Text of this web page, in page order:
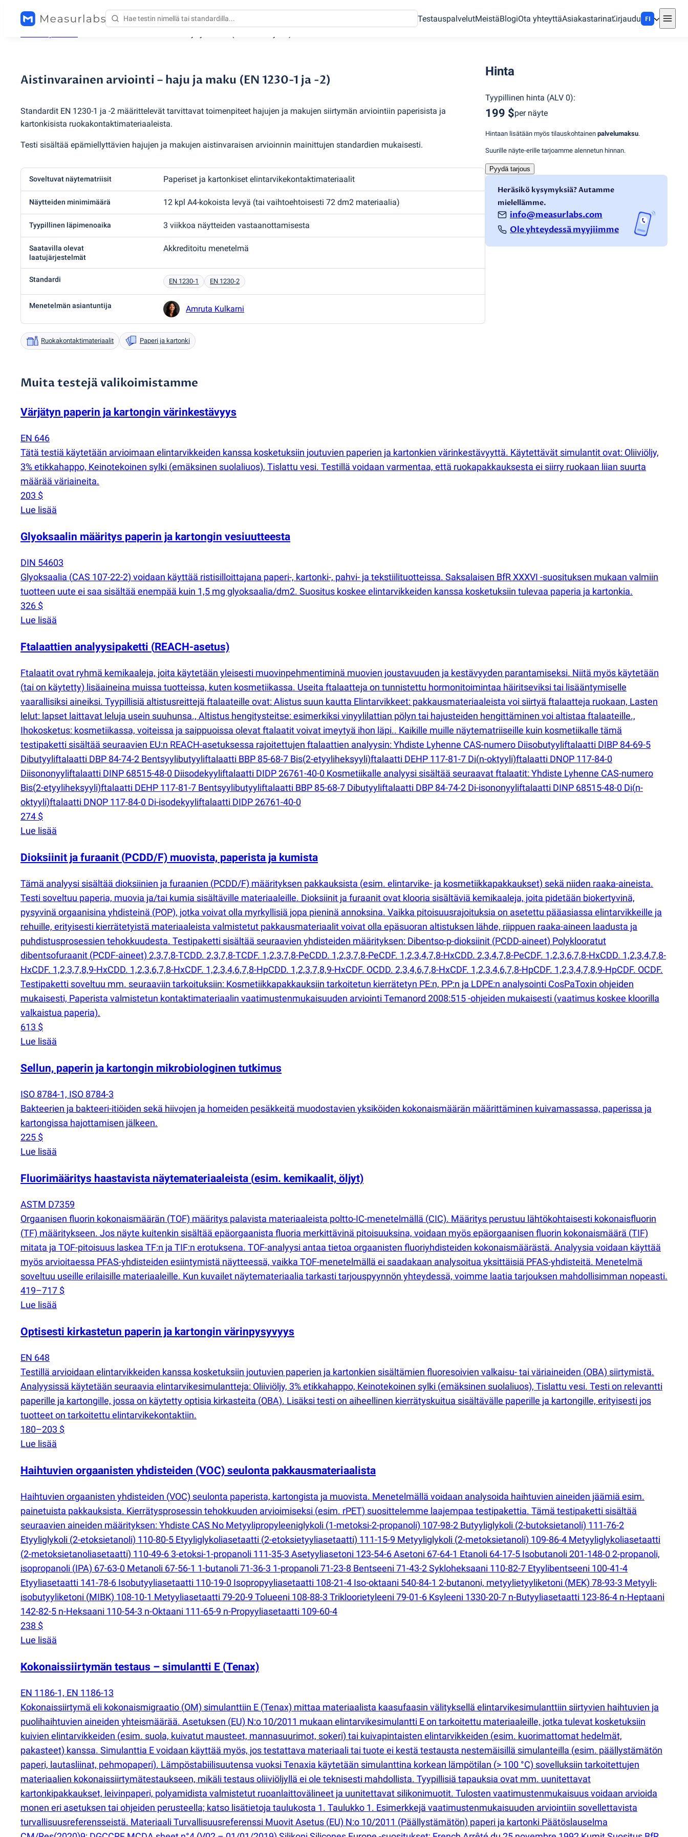
TestauspalvelutMeistäBlogiOta yhteyttäAsiakastarinatKirjaudu FI
Aistinvarainen arviointi – haju ja maku (EN 1230-1 ja -2)
Standardit EN 1230-1 ja -2 määrittelevät tarvittavat toimenpiteet hajujen ja makujen siirtymän arviointiin paperisista ja
kartonkisista ruokakontaktimateriaaleista.
Testi sisältää epämiellyttävien hajujen ja makujen aistinvaraisen arvioinnin mainittujen standardien mukaisesti.
Soveltuvat näytematriisit Paperiset ja kartonkiset elintarvikekontaktimateriaalit
Näytteiden minimimäärä 12 kpl A4-kokoista levyä (tai vaihtoehtoisesti 72 dm2 materiaalia)
Tyypillinen läpimenoaika 3 viikkoa näytteiden vastaanottamisesta
Saatavilla olevat
laatujärjestelmät
Akkreditoitu menetelmä
Standardi EN 1230-1 EN 1230-2
Menetelmän asiantuntija Amruta Kulkarni
Ruokakontaktimateriaalit Paperi ja kartonki
Hinta
Tyypillinen hinta (ALV 0):
199 $per näyte
Hintaan lisätään myös tilauskohtainen palvelumaksu.
Suurille näyte-erille tarjoamme alennetun hinnan.
Pyydä tarjous
Heräsikö kysymyksiä? Autamme
mielellämme.
info@measurlabs.com
Ole yhteydessä myyjiimme
Muita testejä valikoimistamme
Värjätyn paperin ja kartongin värinkestävyys
EN 646
Tätä testiä käytetään arvioimaan elintarvikkeiden kanssa kosketuksiin joutuvien paperien ja kartonkien värinkestävyyttä. Käytettävät simulantit ovat: Oliiviöljy,
3% etikkahappo, Keinotekoinen sylki (emäksinen suolaliuos), Tislattu vesi. Testillä voidaan varmentaa, että ruokapakkauksesta ei siirry ruokaan liian suurta
määrää väriaineita.
203 $
Lue lisää
Glyoksaalin määritys paperin ja kartongin vesiuutteesta
DIN 54603
Glyoksaalia (CAS 107-22-2) voidaan käyttää ristisilloittajana paperi-, kartonki-, pahvi- ja tekstiilituotteissa. Saksalaisen BfR XXXVI -suosituksen mukaan valmiin
tuotteen uute ei saa sisältää enempää kuin 1,5 mg glyoksaalia/dm2. Suositus koskee elintarvikkeiden kanssa kosketuksiin tulevaa paperia ja kartonkia.
326 $
Lue lisää
Ftalaattien analyysipaketti (REACH-asetus)
Ftalaatit ovat ryhmä kemikaaleja, joita käytetään yleisesti muovinpehmentiminä muovien joustavuuden ja kestävyyden parantamiseksi. Niitä myös käytetään
(tai on käytetty) lisäaineina muissa tuotteissa, kuten kosmetiikassa. Useita ftalaatteja on tunnistettu hormonitoimintaa häiritseviksi tai lisääntymiselle
vaarallisiksi aineiksi. Tyypillisiä altistusreittejä ftalaateille ovat: Alistus suun kautta Elintarvikkeet: pakkausmateriaaleista voi siirtyä ftalaatteja ruokaan, Lasten
lelut: lapset laittavat leluja usein suuhunsa., Altistus hengitysteitse: esimerkiksi vinyylilattian pölyn tai hajusteiden hengittäminen voi altistaa ftalaateille.,
Ihokosketus: kosmetiikassa, voiteissa ja saippuoissa olevat ftalaatit voivat imeytyä ihon läpi.. Kaikille muille näytematriiseille kuin kosmetiikalle tämä
testipaketti sisältää seuraavien EU:n REACH-asetuksessa rajoitettujen ftalaattien analyysin: Yhdiste Lyhenne CAS-numero Diisobutyyliftalaatti DIBP 84-69-5
Dibutyyliftalaatti DBP 84-74-2 Bentsyylibutyyliftalaatti BBP 85-68-7 Bis(2-etyyliheksyyli)ftalaatti DEHP 117-81-7 Di(n-oktyyli)ftalaatti DNOP 117-84-0
Diisononyyliftalaatti DINP 68515-48-0 Diisodekyyliftalaatti DIDP 26761-40-0 Kosmetiikalle analyysi sisältää seuraavat ftalaatit: Yhdiste Lyhenne CAS-numero
Bis(2-etyyliheksyyli)ftalaatti DEHP 117-81-7 Bentsyylibutyyliftalaatti BBP 85-68-7 Dibutyyliftalaatti DBP 84-74-2 Di-isononyyliftalaatti DINP 68515-48-0 Di(n-
oktyyli)ftalaatti DNOP 117-84-0 Di-isodekyyliftalaatti DIDP 26761-40-0
274 $
Lue lisää
Dioksiinit ja furaanit (PCDD/F) muovista, paperista ja kumista
Tämä analyysi sisältää dioksiinien ja furaanien (PCDD/F) määrityksen pakkauksista (esim. elintarvike- ja kosmetiikkapakkaukset) sekä niiden raaka-aineista.
Testi soveltuu paperia, muovia ja/tai kumia sisältäville materiaaleille. Dioksiinit ja furaanit ovat klooria sisältäviä kemikaaleja, joita pidetään biokertyvinä,
pysyvinä orgaanisina yhdisteinä (POP), jotka voivat olla myrkyllisiä jopa pieninä annoksina. Vaikka pitoisuusrajoituksia on asetettu pääasiassa elintarvikkeille ja
rehuille, erityisesti kierrätetyistä materiaaleista valmistetut pakkausmateriaalit voivat olla epäsuoran altistuksen lähde, riippuen raaka-aineen laadusta ja
puhdistusprosessien tehokkuudesta. Testipaketti sisältää seuraavien yhdisteiden määrityksen: Dibentso-p-dioksiinit (PCDD-aineet) Polyklooratut
dibentsofuraanit (PCDF-aineet) 2,3,7,8-TCDD. 2,3,7,8-TCDF. 1,2,3,7,8-PeCDD. 1,2,3,7,8-PeCDF. 1,2,3,4,7,8-HxCDD. 2,3,4,7,8-PeCDF. 1,2,3,6,7,8-HxCDD. 1,2,3,4,7,8-
HxCDF. 1,2,3,7,8,9-HxCDD. 1,2,3,6,7,8-HxCDF. 1,2,3,4,6,7,8-HpCDD. 1,2,3,7,8,9-HxCDF. OCDD. 2,3,4,6,7,8-HxCDF. 1,2,3,4,6,7,8-HpCDF. 1,2,3,4,7,8,9-HpCDF. OCDF.
Testipaketti soveltuu mm. seuraaviin tarkoituksiin: Kosmetiikkapakkauksiin tarkoitetun kierrätetyn PE:n, PP:n ja LDPE:n analysointi CosPaToxin ohjeiden
mukaisesti, Paperista valmistetun kontaktimateriaalin vaatimustenmukaisuuden arviointi Temanord 2008:515 -ohjeiden mukaisesti (vaatimus koskee kloorilla
valkaistua paperia).
613 $
Lue lisää
Sellun, paperin ja kartongin mikrobiologinen tutkimus
ISO 8784-1, ISO 8784-3
Bakteerien ja bakteeri-itiöiden sekä hiivojen ja homeiden pesäkkeitä muodostavien yksiköiden kokonaismäärän määrittäminen kuivamassassa, paperissa ja
kartongissa hajottamisen jälkeen.
225 $
Lue lisää
Fluorimääritys haastavista näytemateriaaleista (esim. kemikaalit, öljyt)
ASTM D7359
Orgaanisen fluorin kokonaismäärän (TOF) määritys palavista materiaaleista poltto-IC-menetelmällä (CIC). Määritys perustuu lähtökohtaisesti kokonaisfluorin
(TF) määritykseen. Jos näyte kuitenkin sisältää epäorgaanista fluoria merkittävinä pitoisuuksina, voidaan myös epäorgaanisen fluorin kokonaismäärä (TIF)
mitata ja TOF-pitoisuus laskea TF:n ja TIF:n erotuksena. TOF-analyysi antaa tietoa orgaanisten fluoriyhdisteiden kokonaismäärästä. Analyysia voidaan käyttää
myös arvioitaessa PFAS-yhdisteiden esiintymistä näytteessä, vaikka TOF-menetelmällä ei saadakaan analysoitua yksittäisiä PFAS-yhdisteitä. Menetelmä
soveltuu useille erilaisille materiaaleille. Kun kuvailet näytemateriaalia tarkasti tarjouspyynnön yhteydessä, voimme laatia tarjouksen mahdollisimman nopeasti.
419–717 $
Lue lisää
Optisesti kirkastetun paperin ja kartongin värinpysyvyys
EN 648
Testillä arvioidaan elintarvikkeiden kanssa kosketuksiin joutuvien paperien ja kartonkien sisältämien fluoresoivien valkaisu- tai väriaineiden (OBA) siirtymistä.
Analyysissä käytetään seuraavia elintarvikesimulantteja: Oliiviöljy, 3% etikkahappo, Keinotekoinen sylki (emäksinen suolaliuos), Tislattu vesi. Testi on relevantti
paperille ja kartongille, jossa on käytetty optisia kirkasteita (OBA). Lisäksi testi on aiheellinen kierrätyskuitua sisältävälle paperille ja kartongille, erityisesti jos
tuotteet on tarkoitettu elintarvikekontaktiin.
180–203 $
Lue lisää
Haihtuvien orgaanisten yhdisteiden (VOC) seulonta pakkausmateriaalista
Haihtuvien orgaanisten yhdisteiden (VOC) seulonta paperista, kartongista ja muovista. Menetelmällä voidaan analysoida haihtuvien aineiden jäämiä esim.
painetuista pakkauksista. Kierrätysprosessin tehokkuuden arvioimiseksi (esim. rPET) suosittelemme laajempaa testipakettia. Tämä testipaketti sisältää
seuraavien aineiden määrityksen: Yhdiste CAS No Metyylipropyleeniglykoli (1-metoksi-2-propanoli) 107-98-2 Butyyliglykoli (2-butoksietanoli) 111-76-2
Etyyliglykoli (2-etoksietanoli) 110-80-5 Etyyliglykoliasetaatti (2-etoksietyyliasetaatti) 111-15-9 Metyyliglykoli (2-metoksietanoli) 109-86-4 Metyyliglykoliasetaatti
(2-metoksietanoliasetaatti) 110-49-6 3-etoksi-1-propanoli 111-35-3 Asetyyliasetoni 123-54-6 Asetoni 67-64-1 Etanoli 64-17-5 Isobutanoli 201-148-0 2-propanoli,
isopropanoli (IPA) 67-63-0 Metanoli 67-56-1 1-butanoli 71-36-3 1-propanoli 71-23-8 Bentseeni 71-43-2 Sykloheksaani 110-82-7 Etyylibentseeni 100-41-4
Etyyliasetaatti 141-78-6 Isobutyyliasetaatti 110-19-0 Isopropyyliasetaatti 108-21-4 Iso-oktaani 540-84-1 2-butanoni, metyylietyyliketoni (MEK) 78-93-3 Metyyli-
isobutyyliketoni (MIBK) 108-10-1 Metyyliasetaatti 79-20-9 Tolueeni 108-88-3 Trikloorietyleeni 79-01-6 Ksyleeni 1330-20-7 n-Butyyliasetaatti 123-86-4 n-Heptaani
142-82-5 n-Heksaani 110-54-3 n-Oktaani 111-65-9 n-Propyyliasetaatti 109-60-4
238 $
Lue lisää
Kokonaissiirtymän testaus – simulantti E (Tenax)
EN 1186-1, EN 1186-13
Kokonaissiirtymä eli kokonaismigraatio (OM) simulanttiin E (Tenax) mittaa materiaalista kaasufaasin välityksellä elintarvikesimulanttiin siirtyvien haihtuvien ja
puolihaihtuvien aineiden yhteismäärää. Asetuksen (EU) N:o 10/2011 mukaan elintarvikesimulantti E on tarkoitettu materiaaleille, jotka tulevat kosketuksiin
kuivien elintarvikkeiden (esim. suola, kuivatut mausteet, mannasuurimot, sokeri) tai kuivapintaisten elintarvikkeiden (esim. kuorimattomat hedelmät,
pakasteet) kanssa. Simulanttia E voidaan käyttää myös, jos testattava materiaali tai tuote ei kestä testausta nestemäisillä simulanteilla (esim. päällystämätön
paperi, lautasliinat, pehmopaperi). Lämpöstabiilisuutensa vuoksi Tenaxia käytetään simulanttina korkean lämpötilan (> 100 °C) sovelluksiin tarkoitettujen
materiaalien kokonaissiirtymätestaukseen, mikäli testaus oliiviöljyllä ei ole teknisesti mahdollista. Tyypillisiä tapauksia ovat mm. uunitettavat
kartonkipakkaukset, leivinpaperi, polyamidista valmistetut ruoanlaittovälineet ja uunitettavat silikonimuotit. Tulosten vaatimustenmukaisuus voidaan arvioida
monen eri asetuksen tai ohjeiden perusteella; katso lisätietoja taulukosta 1. Taulukko 1. Esimerkkejä vaatimustenmukaisuuden arviointiin sovellettavista
turvallisuusreferensseistä. Materiaali Turvallisuusreferenssi Muovit Asetus (EU) N:o 10/2011 (Päällystämätön) paperi ja kartonki Päätöslauselma